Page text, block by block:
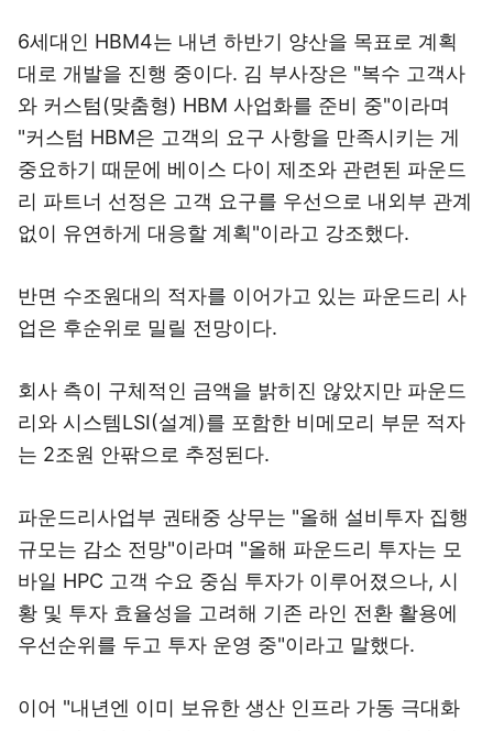
6세대인 HBM4는 내년 하반기 양산을 목표로 계획
대로 개발을 진행 중이다. 김 부사장은 "복수 고객사
와 커스텀(맞춤형) HBM 사업화를 준비 중"이라며
"커스텀 HBM은 고객의 요구 사항을 만족시키는 게
중요하기 때문에 베이스 다이 제조와 관련된 파운드
리 파트너 선정은 고객 요구를 우선으로 내외부 관계
없이 유연하게 대응할 계획"이라고 강조했다.
반면 수조원대의 적자를 이어가고 있는 파운드리 사
업은 후순위로 밀릴 전망이다.
회사 측이 구체적인 금액을 밝히진 않았지만 파운드
리와 시스템LSI(설계)를 포함한 비메모리 부문 적자
는 2조원 안팎으로 추정된다.
파운드리사업부 권태중 상무는 "올해 설비투자 집행
규모는 감소 전망"이라며 "올해 파운드리 투자는 모
바일 HPC 고객 수요 중심 투자가 이루어졌으나, 시
황 및 투자 효율성을 고려해 기존 라인 전환 활용에
우선순위를 두고 투자 운영 중"이라고 말했다.
이어 "내년엔 이미 보유한 생산 인프라 가동 극대화